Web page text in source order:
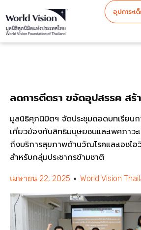
อุปการะเ
ลดการตีตรา ขจัดอุปสรรค สร้
มูลนิธิศุภนิมิตฯ จัดประชุมถอดบทเรียน
เกี่ยวข้องกับสิทธิมนุษยชนและเพศภาวะ
ถึงบริการสุขภาพด้านวัณโรคและเอชไอ
สำหรับกลุ่มประชากรข้ามชาติ
เมษายน 22, 2025 World Vision